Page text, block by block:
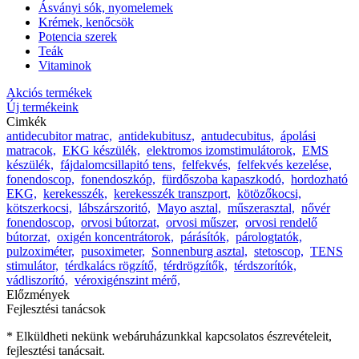
Ásványi sók, nyomelemek
Krémek, kenőcsök
Potencia szerek
Teák
Vitaminok
Akciós termékek
Új termékeink
Cimkék
antidecubitor matrac, antidekubitusz, antudecubitus, ápolási
matracok, EKG készülék, elektromos izomstimulátorok, EMS
készülék, fájdalomcsillapitó tens, felfekvés, felfekvés kezelése,
fonendoscop, fonendoszkóp, fürdőszoba kapaszkodó, hordozható
EKG, kerekesszék, kerekesszék transzport, kötözőkocsi,
kötszerkocsi, lábszárszoritó, Mayo asztal, műszerasztal, nővér
fonendoscop, orvosi bútorzat, orvosi műszer, orvosi rendelő
bútorzat, oxigén koncentrátorok, párásítók, párologtatók,
pulzoximéter, pusoximeter, Sonnenburg asztal, stetoscop, TENS
stimulátor, térdkalács rögzítő, térdrögzítők, térdszorítók,
vádliszorító, véroxigénszint mérő,
Előzmények
Fejlesztési tanácsok
* Elküldheti nekünk webáruházunkkal kapcsolatos észrevételeit,
fejlesztési tanácsait.